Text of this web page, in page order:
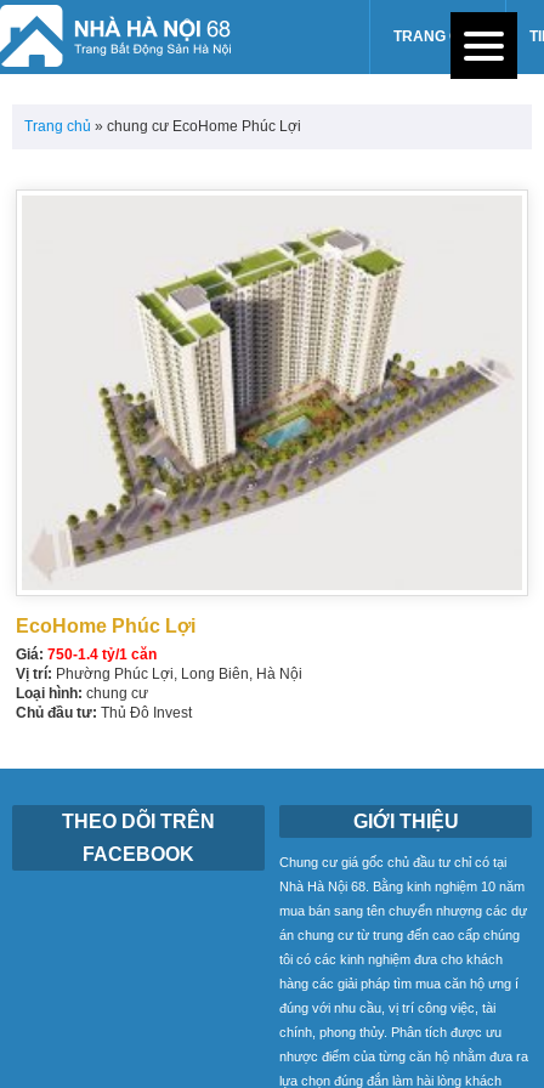
TRANG CHỦ
Trang chủ » chung cư EcoHome Phúc Lợi
EcoHome Phúc Lợi
Giá: 750-1.4 tỷ/1 căn
Vị trí: Phường Phúc Lợi, Long Biên, Hà Nội
Loại hình: chung cư
Chủ đầu tư: Thủ Đô Invest
THEO DÕI TRÊN
FACEBOOK
GIỚI THIỆU
Chung cư giá gốc chủ đầu tư chỉ có tại
Nhà Hà Nội 68. Bằng kinh nghiệm 10 năm
mua bán sang tên chuyển nhượng các dự
án chung cư từ trung đến cao cấp chúng
tôi có các kinh nghiệm đưa cho khách
hàng các giải pháp tìm mua căn hộ ưng í
đúng với nhu cầu, vị trí công việc, tài
chính, phong thủy. Phân tích được ưu
nhược điểm của từng căn hộ nhằm đưa ra
lựa chọn đúng đắn làm hài lòng khách